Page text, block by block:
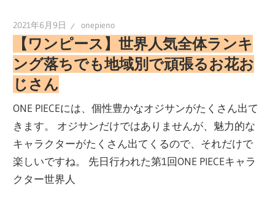
2021年6月9日 onepieno
【ワンピース】世界人気全体ランキ
ング落ちでも地域別で頑張るお花お
じさん
ONE PIECEには、個性豊かなオジサンがたくさん出て
きます。 オジサンだけではありませんが、魅力的な
キャラクターがたくさん出てくるので、それだけで
楽しいですね。 先日行われた第1回ONE PIECEキャラ
クター世界人